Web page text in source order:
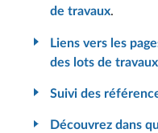
de travaux.
Liens vers les
des lots de travaux
Suivi des
Découvrez dans